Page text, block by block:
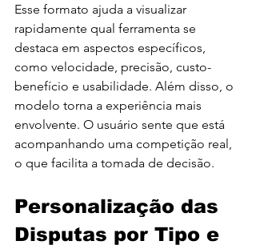
Esse formato ajuda a visualizar
rapidamente qual ferramenta se
destaca em aspectos específicos,
como velocidade, precisão, custo-
benefício e usabilidade. Além disso, o
modelo torna a experiência mais
envolvente. O usuário sente que está
acompanhando uma competição real,
o que facilita a tomada de decisão.
Personalização das
Disputas por Tipo e